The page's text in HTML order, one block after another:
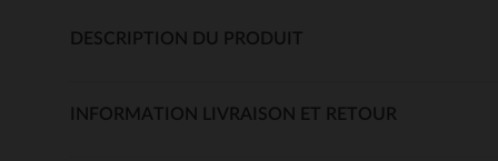
DESCRIPTION DU PRODUIT
INFORMATION LIVRAISON ET RETOUR